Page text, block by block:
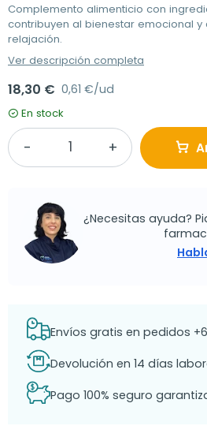
Complemento alimenticio con
contribuyen al bienestar emocional y
relajación.
Ver descripción completa
18,30 € 0,61 €/ud
En stock
¿Necesitas ayuda?
Envíos gratis en pedidos
Devolución en 14 días
Pago 100% seguro